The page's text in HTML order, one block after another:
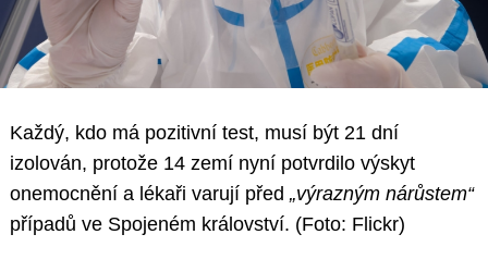
Každý, kdo má pozitivní test, musí být 21 dní
izolován, protože 14 zemí nyní potvrdilo výskyt
onemocnění a lékaři varují před „výrazným nárůstem“
případů ve Spojeném království. (Foto: Flickr)